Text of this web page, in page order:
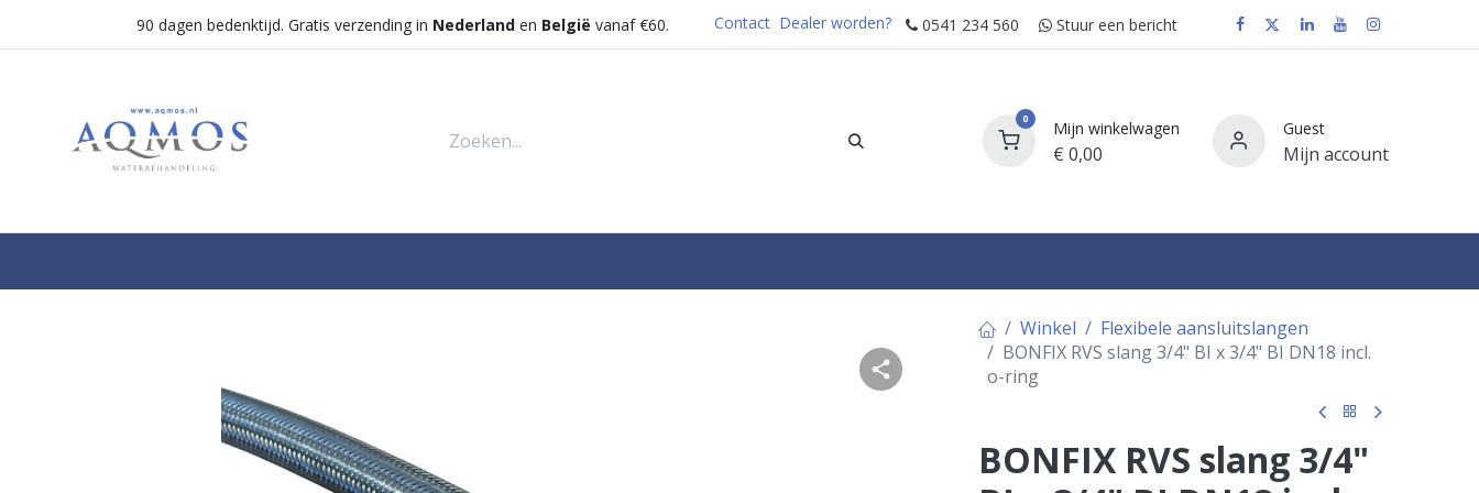
90 dagen bedenktijd. Gratis verzending in Nederlanden België vanaf €60. Contact Dealer worden? 0541 234 560 Stuur e​​​​en bericht
0 Mijn winkelwagen
€ 0,00
Guest
Mijn account
Winkel
Flexibele aansluitslangen
BONFIX RVS slang 3/4" BI x 3/4" BI DN18 incl.
o-ring
BONFIX RVS slang 3/4"